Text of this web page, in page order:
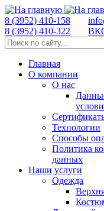
8 (3952) 410-158
8 (3952) 410-322
Главная
О компании
О нас
Технологии
Способы
Политика
данных
Наши услуги
Одежда